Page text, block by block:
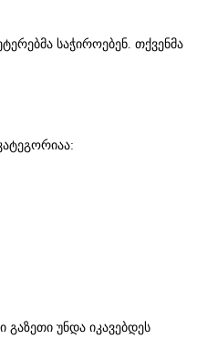
საჭიროებენ. თქვენმა
უნდა იკავებდეს